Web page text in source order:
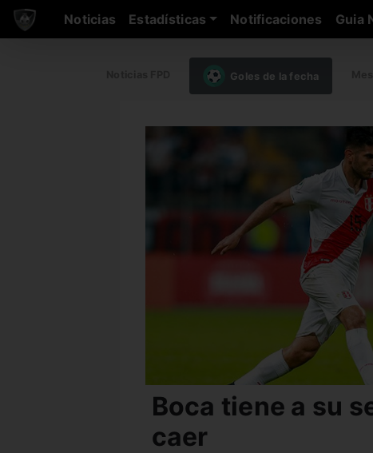
Noticias Estadísticas Notificaciones Guia
Goles de la fecha
Boca tiene a su
caer